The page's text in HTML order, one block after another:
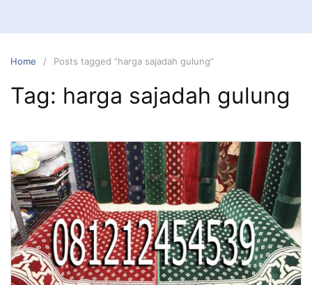
Home Posts tagged “harga sajadah gulung”
Tag: harga sajadah gulung